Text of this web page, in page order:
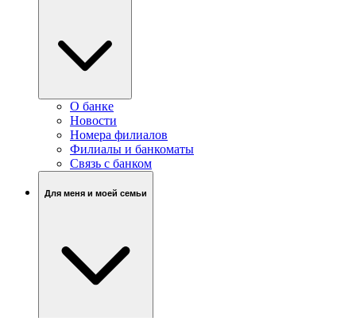
О банке
Новости
Номера филиалов
Филиалы и банкоматы
Связь c банком
Для меня и моей семьи